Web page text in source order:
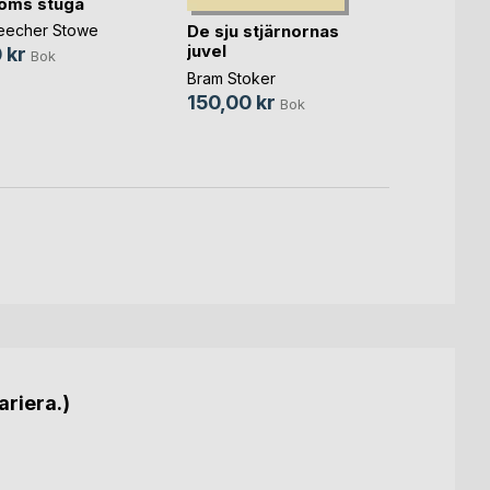
Stowe
kr Bok
De sju stjärnornas
juvel
Bram Stoker
150,00 kr Bok